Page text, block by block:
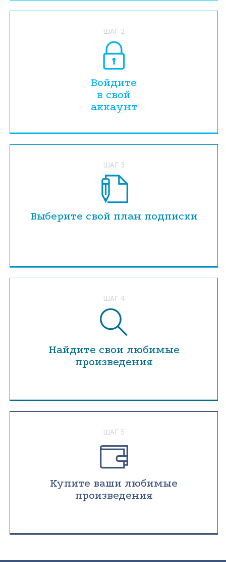
ШАГ 2
Войдите
в свой
аккаунт
ШАГ 3
Выберите свой план подписки
ШАГ 4
Найдите свои любимые
произведения
ШАГ 5
Купите ваши любимые
произведения